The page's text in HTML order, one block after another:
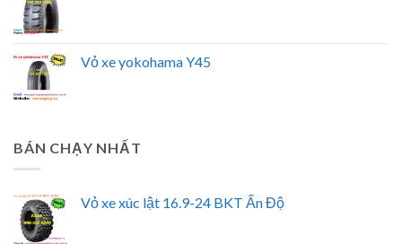
Vỏ xe yokohama Y45
BÁN CHẠY NHẤT
Vỏ xe xúc lật 16.9-24 BKT Ấn Độ